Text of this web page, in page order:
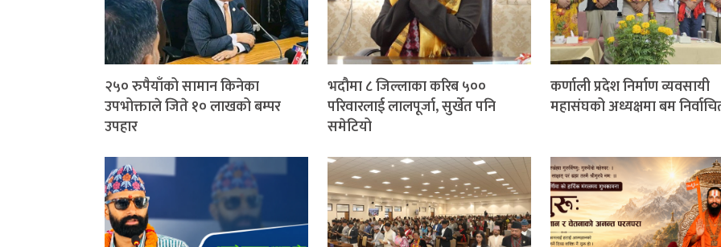
२५० रुपैयाँको सामान किनेका
उपभोक्ताले जिते १० लाखको बम्पर
उपहार
भदौमा ८ जिल्लाका करिब ५००
परिवारलाई लालपूर्जा, सुर्खेत पनि
समेटियो
कर्णाली प्रदेश निर्माण व्यवसायी
महासंघको अध्यक्षमा बम